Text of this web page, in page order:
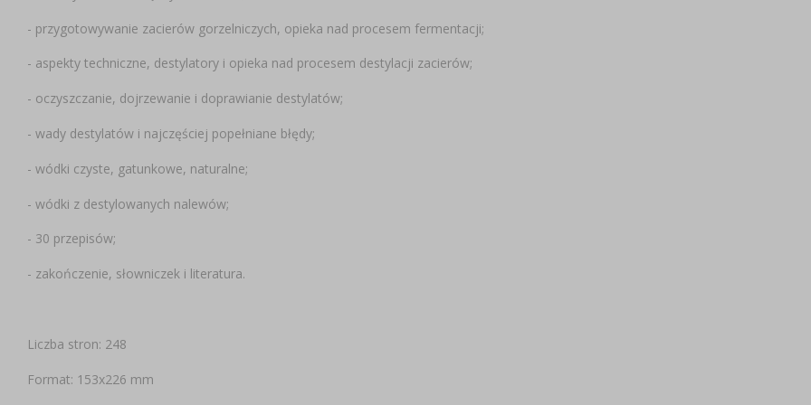
- przygotowywanie zacierów gorzelniczych, opieka nad procesem fermentacji;
- aspekty techniczne, destylatory i opieka nad procesem destylacji zacierów;
- oczyszczanie, dojrzewanie i doprawianie destylatów;
- wady destylatów i najczęściej popełniane błędy;
- wódki czyste, gatunkowe, naturalne;
- wódki z destylowanych nalewów;
- 30 przepisów;
- zakończenie, słowniczek i literatura.
Liczba stron: 248
Format: 153x226 mm